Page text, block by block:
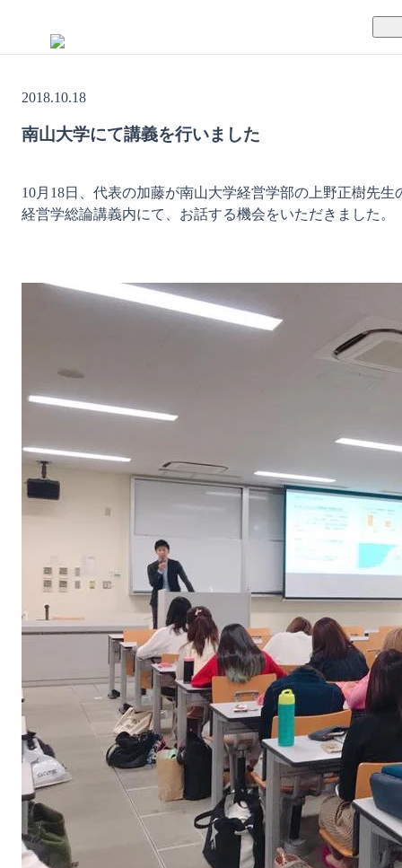
TUNAGの特徴
セキュリティ体制
料金案内
活用方法
セミナー
資料ダウンロード
無料デモを見る
2018.10.18
南山大学にて講義を行いました
10月18日、代表の加藤が南山大学経営学部の上野正樹先生
経営学総論講義内にて、お話する機会をいただきました。